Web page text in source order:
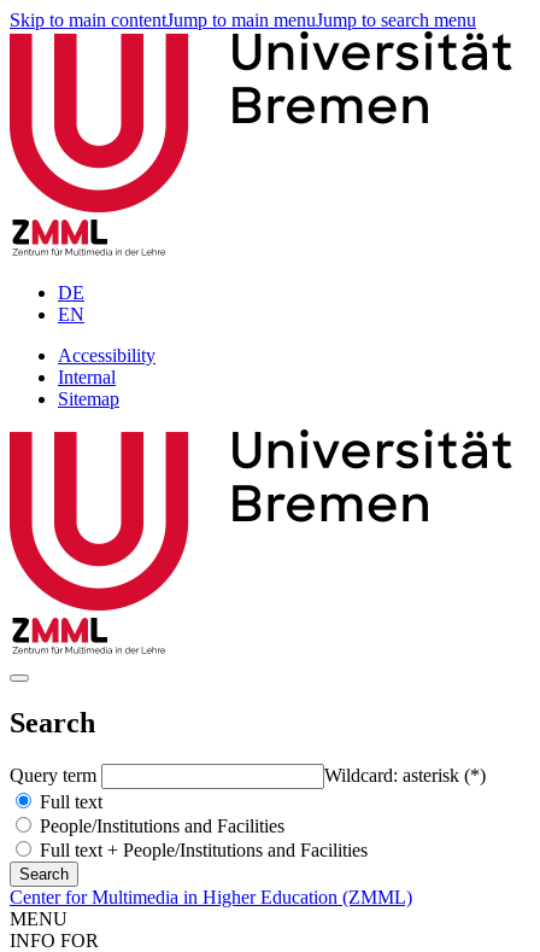
Skip to main contentJump to main menuJump to search menu
DE
EN
Accessibility
Internal
Sitemap
Search
Query term
Wildcard: asterisk (*)
Full text
People/Institutions and Facilities
Full text + People/Institutions and Facilities
Center for Multimedia in Higher Education (ZMML)
MENU
INFO FOR